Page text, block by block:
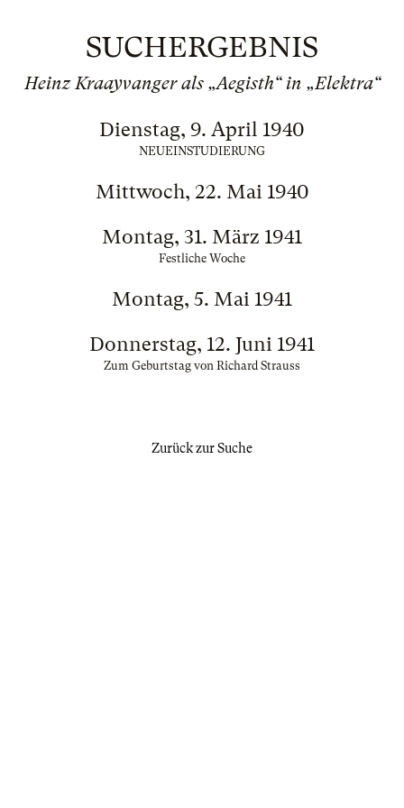
SUCHERGEBNIS
Heinz Kraayvanger als „Aegisth“ in „Elektra“
Dienstag, 9. April 1940
NEUEINSTUDIERUNG
Mittwoch, 22. Mai 1940
Montag, 31. März 1941
Festliche Woche
Montag, 5. Mai 1941
Donnerstag, 12. Juni 1941
Zum Geburtstag von Richard Strauss
Zurück zur Suche